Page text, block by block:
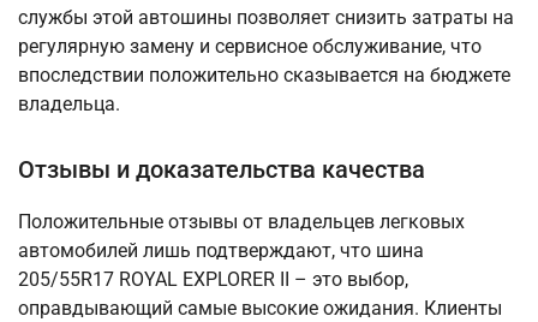
службы этой автошины позволяет снизить затраты на
регулярную замену и сервисное обслуживание, что
впоследствии положительно сказывается на бюджете
владельца.
Отзывы и доказательства качества
Положительные отзывы от владельцев легковых
автомобилей лишь подтверждают, что шина
205/55R17 ROYAL EXPLORER II – это выбор,
оправдывающий самые высокие ожидания. Клиенты